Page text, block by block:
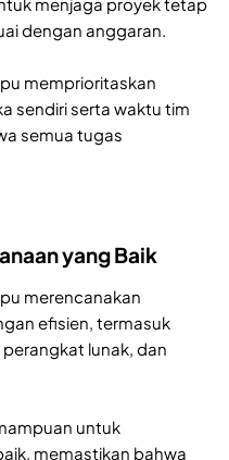
dengan anggaran.
memprioritaskan
sendiri serta waktu tim
semua tugas
yang Baik
merencanakan
efisien, termasuk
lunak, dan
untuk
memastikan bahwa